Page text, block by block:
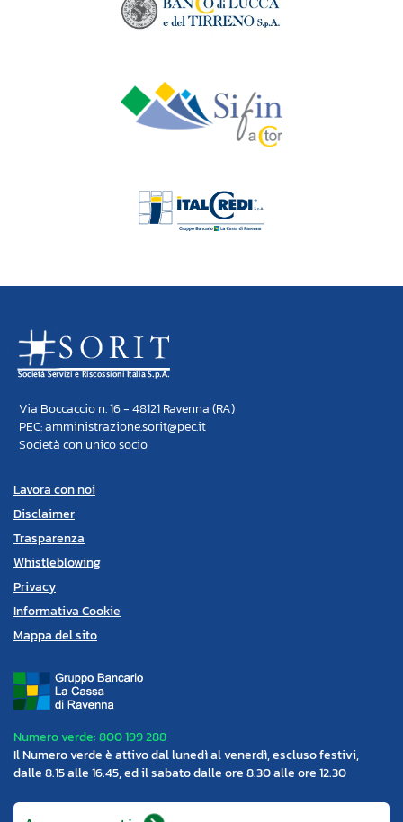
Via Boccaccio n. 16 - 48121 Ravenna (RA)
PEC: amministrazione.sorit@pec.it
Società con unico socio
Lavora con noi
Disclaimer
Trasparenza
Whistleblowing
Privacy
Informativa Cookie
Mappa del sito
Numero verde: 800 199 288
Il Numero verde è attivo dal lunedì al venerdì, escluso festivi,
dalle 8.15 alle 16.45, ed il sabato dalle ore 8.30 alle ore 12.30